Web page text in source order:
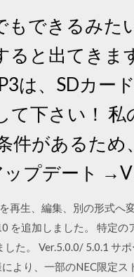
もできるみた
ると出てきま
、SDカー
下さい！ 私
件があるため
ップデート
再生、編集、別の形式へ
を追加しました。 特定
た。 Ver.5.0.0/ 5.0.1 サ
より、一部のNEC限定